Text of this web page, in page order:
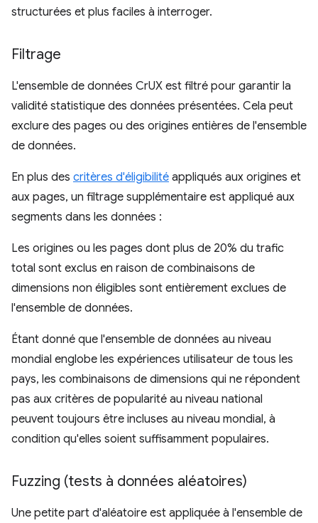
structurées et plus faciles à interroger.
Filtrage
L'ensemble de données CrUX est filtré pour garantir la
validité statistique des données présentées. Cela peut
exclure des pages ou des origines entières de l'ensemble
de données.
En plus des critères d'éligibilité appliqués aux origines et
aux pages, un filtrage supplémentaire est appliqué aux
segments dans les données :
Les origines ou les pages dont plus de 20% du trafic
total sont exclus en raison de combinaisons de
dimensions non éligibles sont entièrement exclues de
l'ensemble de données.
Étant donné que l'ensemble de données au niveau
mondial englobe les expériences utilisateur de tous les
pays, les combinaisons de dimensions qui ne répondent
pas aux critères de popularité au niveau national
peuvent toujours être incluses au niveau mondial, à
condition qu'elles soient suffisamment populaires.
Fuzzing (tests à données aléatoires)
Une petite part d'aléatoire est appliquée à l'ensemble de